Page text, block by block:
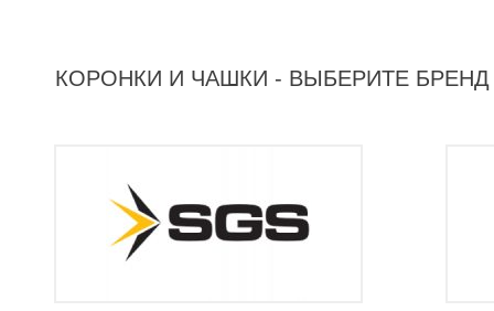
КОРОНКИ И ЧАШКИ - ВЫБЕРИТЕ БРЕНД